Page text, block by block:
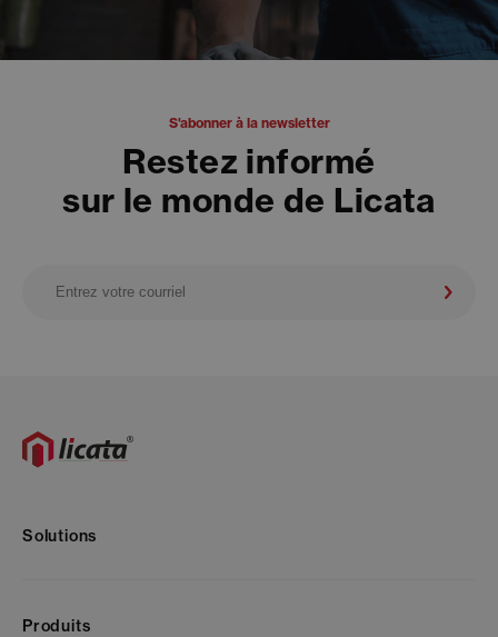
S'abonner à la newsletter
Restez informé
sur le monde de Licata
Solutions
Produits